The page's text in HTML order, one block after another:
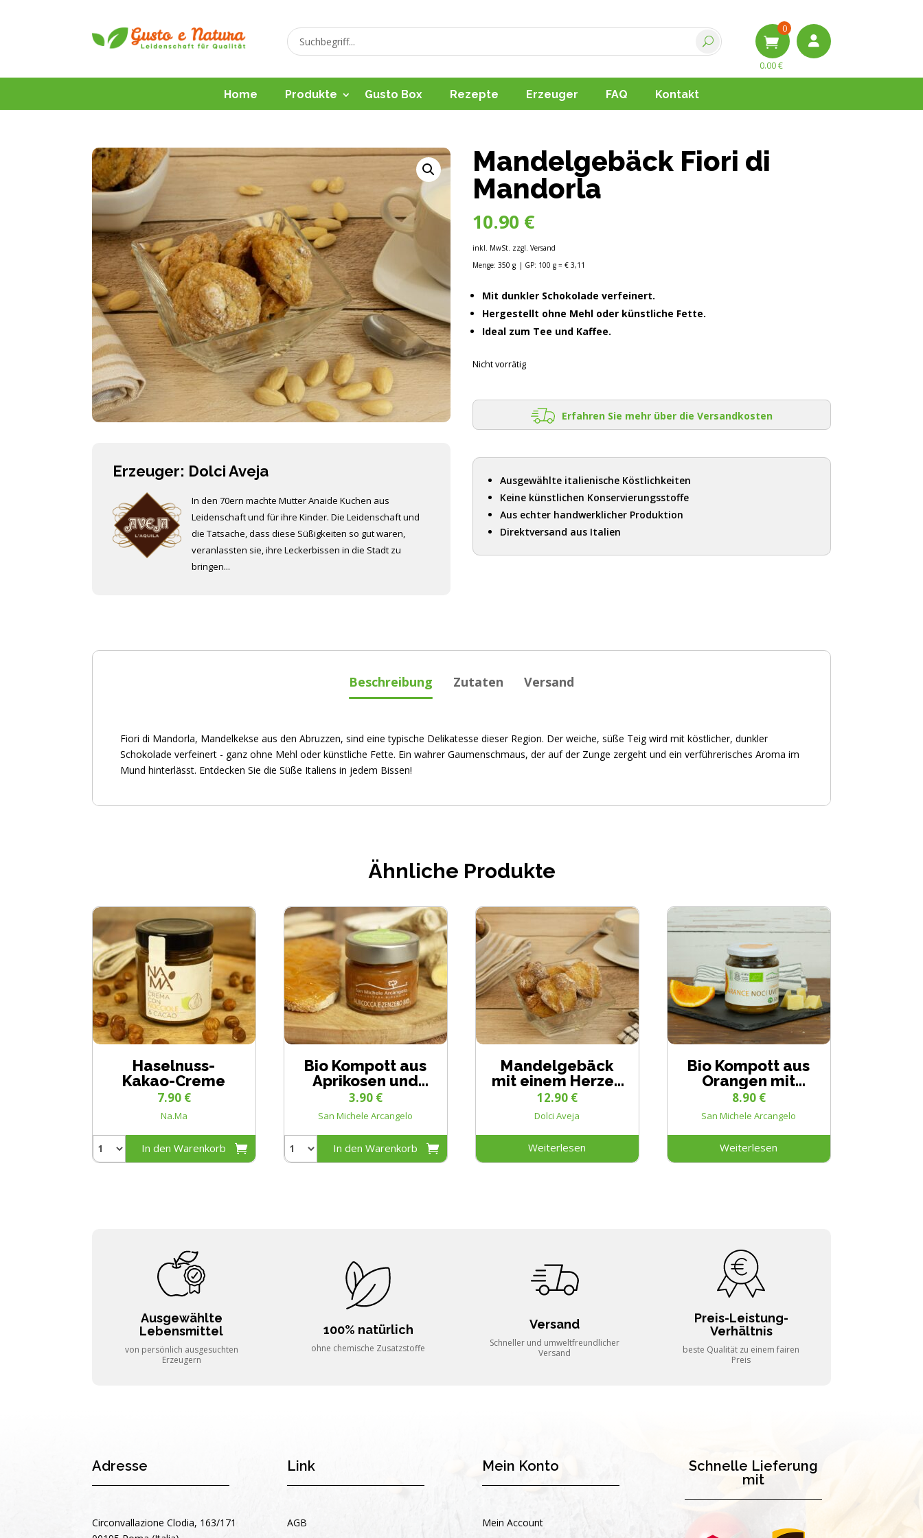
0.00€
0
Home Produkte Gusto Box Rezepte Erzeuger FAQ Kontakt
Erzeuger: Dolci Aveja
In den 70ern machte Mutter Anaide Kuchen aus
Leidenschaft und für ihre Kinder. Die Leidenschaft und
die Tatsache, dass diese Süßigkeiten so gut waren,
veranlassten sie, ihre Leckerbissen in die Stadt zu
bringen...
Mandelgebäck Fiori di
Mandorla
10.90 €
inkl. MwSt. zzgl. Versand
Menge: 350 g | GP: 100 g = € 3,11
Mit dunkler Schokolade verfeinert.
Hergestellt ohne Mehl oder künstliche Fette.
Ideal zum Tee und Kaffee.
Nicht vorrätig
Erfahren Sie mehr über die Versandkosten
Ausgewählte italienische Köstlichkeiten
Keine künstlichen Konservierungsstoffe
Aus echter handwerklicher Produktion
Direktversand aus Italien
Beschreibung Zutaten Versand
Fiori di Mandorla, Mandelkekse aus den Abruzzen, sind eine typische Delikatesse dieser Region. Der weiche, süße Teig wird mit köstlicher, dunkler
Schokolade verfeinert - ganz ohne Mehl oder künstliche Fette. Ein wahrer Gaumenschmaus, der auf der Zunge zergeht und ein verführerisches Aroma im
Mund hinterlässt. Entdecken Sie die Süße Italiens in jedem Bissen!
Ähnliche Produkte
Haselnuss-
Kakao-Creme
Na.Ma
7.90 €
In den Warenkorb
Bio Kompott aus
Aprikosen und
Ingwer 100g
San Michele Arcangelo
3.90 €
In den Warenkorb
Mandelgebäck
mit einem Herzen
aus
Schwarzkirsche
Dolci Aveja
12.90 €
Weiterlesen
Bio Kompott aus
Orangen mit
Walnüssen und
Rosinen
San Michele Arcangelo
8.90 €
Weiterlesen
Ausgewählte
Lebensmittel
von persönlich ausgesuchten
Erzeugern
100% natürlich
ohne chemische Zusatzstoffe
Versand
Schneller und umweltfreundlicher
Versand
Preis-Leistung-
Verhältnis
beste Qualität zu einem fairen
Preis
Adresse
Circonvallazione Clodia, 163/171
Link
AGB
Mein Konto
Mein Account
Schnelle Lieferung
mit